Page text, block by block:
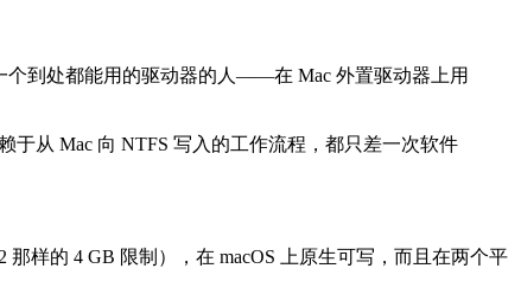
到处都能用的驱动器的人——在 Mac 外置驱动器上用
于从 Mac 向 NTFS 写入的工作流程，都只差一次软件
样的 4 GB 限制），在 macOS 上原生可写，而且在两个平